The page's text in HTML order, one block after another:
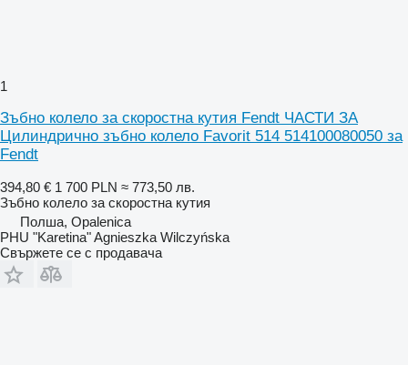
1
Зъбно колело за скоростна кутия Fendt ЧАСТИ ЗА
Цилиндрично зъбно колело Favorit 514 514100080050 за
Fendt
394,80 € 1 700 PLN ≈ 773,50 лв.
Зъбно колело за скоростна кутия
Полша, Opalenica
PHU "Karetina" Agnieszka Wilczyńska
Свържете се с продавача